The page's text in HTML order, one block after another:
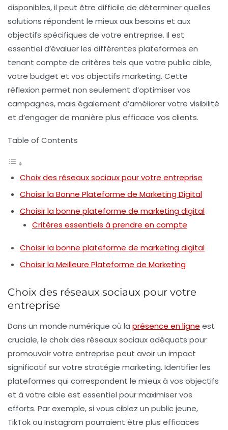
disponibles, il peut être difficile de déterminer quelles
solutions répondent le mieux aux besoins et aux
objectifs spécifiques de votre entreprise. Il est
essentiel d’évaluer les différentes plateformes en
tenant compte de critères tels que votre public cible,
votre budget et vos objectifs marketing. Cette
réflexion permet non seulement d’optimiser vos
campagnes, mais également d’améliorer votre visibilité
et d’engager de manière plus efficace vos clients.
Table of Contents
Choix des réseaux sociaux pour votre entreprise
Choisir la Bonne Plateforme de Marketing Digital
Choisir la bonne plateforme de marketing digital
Critères essentiels à prendre en compte
Choisir la bonne plateforme de marketing digital
Choisir la Meilleure Plateforme de Marketing
Choix des réseaux sociaux pour votre
entreprise
Dans un monde numérique où la présence en ligne est
cruciale, le choix des réseaux sociauxadéquats pour
promouvoir votre entreprise peut avoir un impact
significatif sur votre stratégie marketing. Identifier les
plateformes qui correspondent le mieux à vos objectifs
et à votre cible est essentiel pour maximiser vos
efforts. Par exemple, si vous ciblez un public jeune,
TikTokou Instagram pourraient être plus efficaces